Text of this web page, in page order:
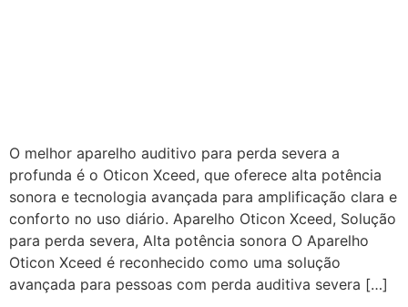
O melhor aparelho auditivo para perda severa a
profunda é o Oticon Xceed, que oferece alta potência
sonora e tecnologia avançada para amplificação clara e
conforto no uso diário. Aparelho Oticon Xceed, Solução
para perda severa, Alta potência sonora O Aparelho
Oticon Xceed é reconhecido como uma solução
avançada para pessoas com perda auditiva severa […]